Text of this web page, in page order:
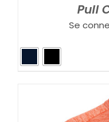
Pull
Se